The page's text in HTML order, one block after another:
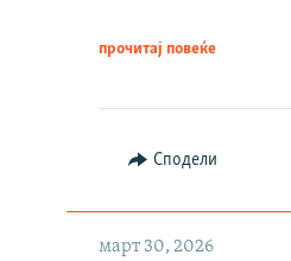
прочитај повеќе
Сподели
март 30, 2026